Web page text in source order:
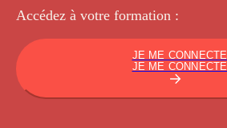
Accédez à votre formation :
JE ME CONNECTE
JE ME CONNECTE